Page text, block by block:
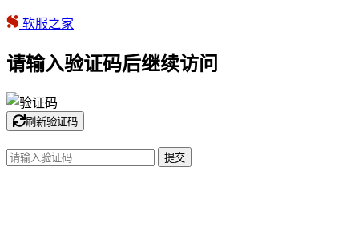
软服之家
请输入验证码后继续访问
刷新验证码